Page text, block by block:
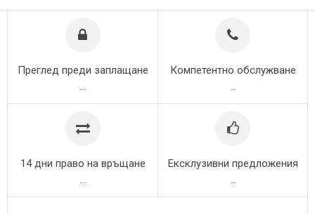
Преглед преди заплащане Компетентно обслужване
14 дни право на връщане Ексклузивни предложения